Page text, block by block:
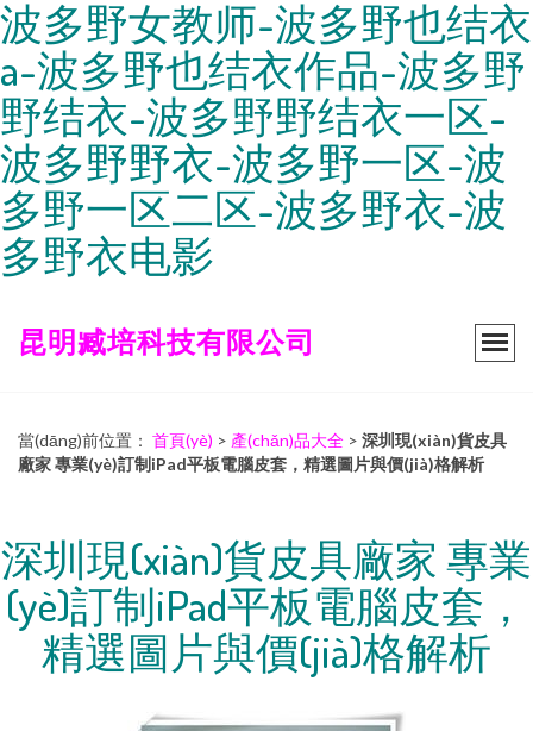
波多野女教师-波多野也结衣
a-波多野也结衣作品-波多野
野结衣-波多野野结衣一区-
波多野野衣-波多野一区-波
多野一区二区-波多野衣-波
多野衣电影
昆明臧培科技有限公司
當(dāng)前位置： 首頁(yè) > 產(chǎn)品大全 > 深圳現(xiàn)貨皮具
廠家 專業(yè)訂制iPad平板電腦皮套，精選圖片與價(jià)格解析
深圳現(xiàn)貨皮具廠家 專業
(yè)訂制iPad平板電腦皮套，
精選圖片與價(jià)格解析